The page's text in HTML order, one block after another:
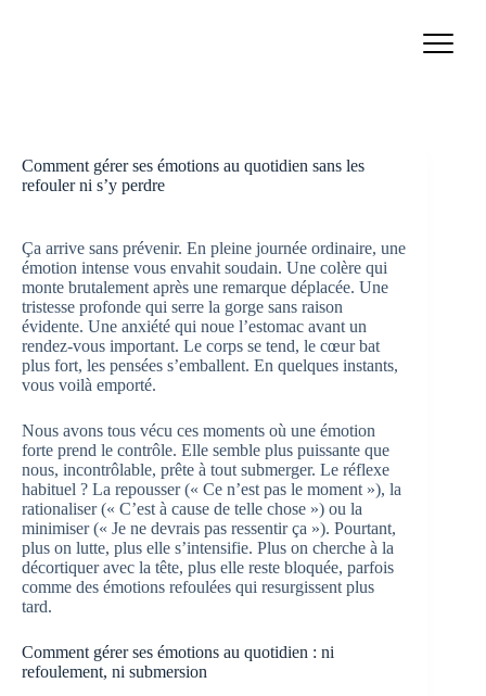
Comment gérer ses émotions au quotidien sans les
refouler ni s’y perdre
Ça arrive sans prévenir. En pleine journée ordinaire, une
émotion intense vous envahit soudain. Une colère qui
monte brutalement après une remarque déplacée. Une
tristesse profonde qui serre la gorge sans raison
évidente. Une anxiété qui noue l’estomac avant un
rendez-vous important. Le corps se tend, le cœur bat
plus fort, les pensées s’emballent. En quelques instants,
vous voilà emporté.
Nous avons tous vécu ces moments où une émotion
forte prend le contrôle. Elle semble plus puissante que
nous, incontrôlable, prête à tout submerger. Le réflexe
habituel ? La repousser (« Ce n’est pas le moment »), la
rationaliser (« C’est à cause de telle chose ») ou la
minimiser (« Je ne devrais pas ressentir ça »). Pourtant,
plus on lutte, plus elle s’intensifie. Plus on cherche à la
décortiquer avec la tête, plus elle reste bloquée, parfois
comme des émotions refoulées qui resurgissent plus
tard.
Comment gérer ses émotions au quotidien : ni
refoulement, ni submersion